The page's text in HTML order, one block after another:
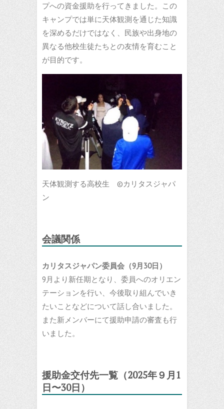
プへの資金援助を行ってきました。この
キャンプでは単に天体観測を通じた知識
を深めるだけではなく、民族や出身地の
異なる他校生徒たちとの友情を育むこと
が目的です。
天体観測する高校生 ©カリタスジャパ
ン
会議関係
カリタスジャパン委員会（9月30日）
9月より新任期となり、委員へのオリエン
テーションを行い、今後取り組んでいき
たいことなどについて話し合いました。
また新メンバーにて援助申請の審査も行
いました。
援助金交付先一覧（2025年９ 月1
日〜30日）